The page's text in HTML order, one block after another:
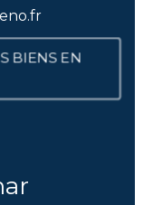
BIENS EN